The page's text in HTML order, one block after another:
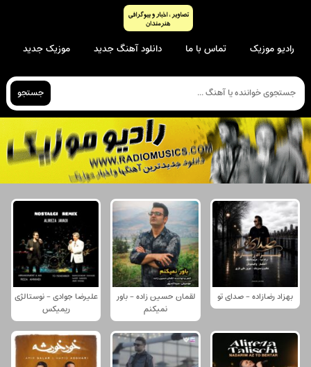
رادیو موزیک تماس با ما دانلود آهنگ جدید موزیک جدید
جستجو
بهزاد رضازاده - صدای تو
لقمان حسین زاده - باور
نمیکنم
علیرضا جوادی - نوستالژی
ریمیکس